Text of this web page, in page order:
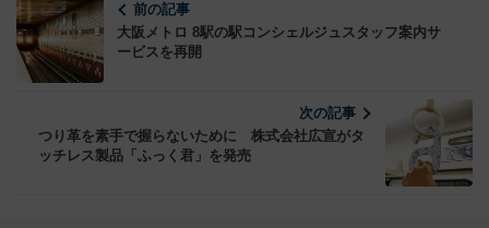
前の記事
大阪メトロ 8駅の駅コンシェルジュスタッフ案内サ
ービスを再開
次の記事
つり革を素手で握らないために 株式会社広宣がタ
ッチレス製品「ふっく君」を発売